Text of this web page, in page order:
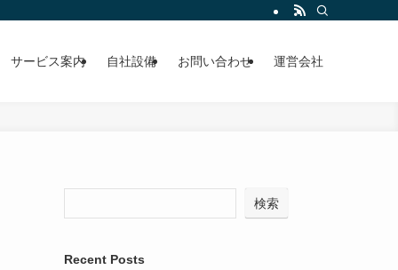
サービス案内 自社設備 お問い合わせ 運営会社
検索
Recent Posts